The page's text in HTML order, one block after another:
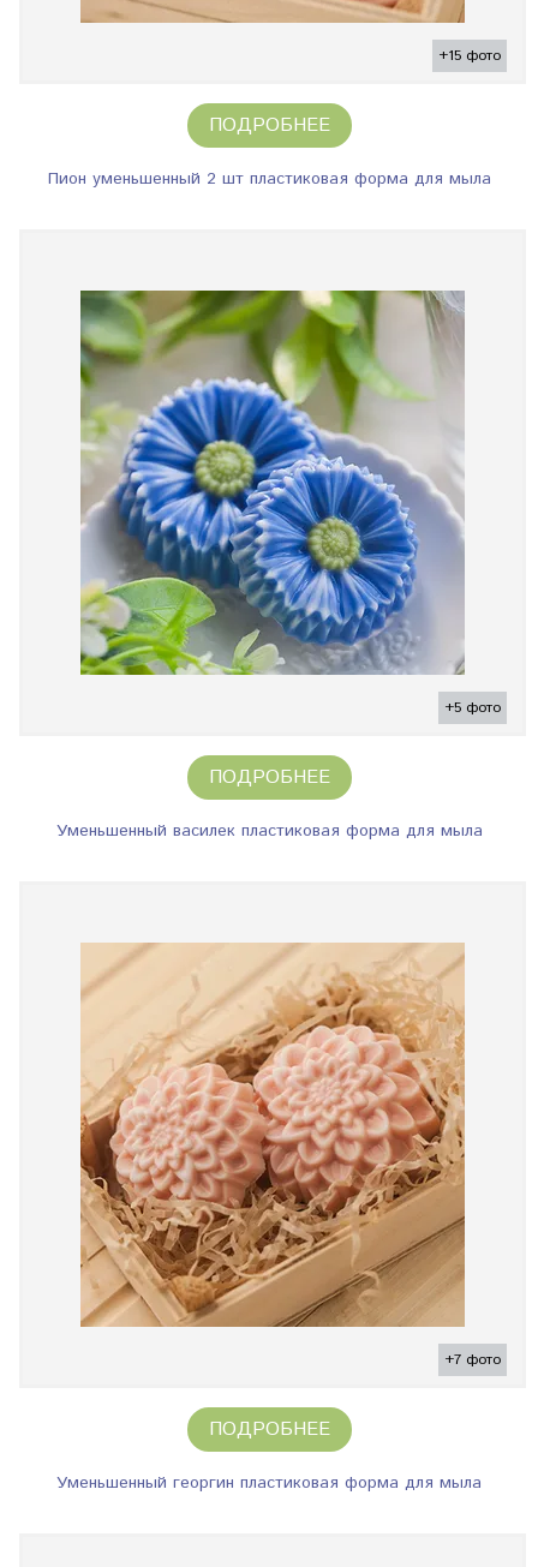
+15 фото
ПОДРОБНЕЕ
Пион уменьшенный 2 шт пластиковая форма для мыла
+5 фото
ПОДРОБНЕЕ
Уменьшенный василек пластиковая форма для мыла
+7 фото
ПОДРОБНЕЕ
Уменьшенный георгин пластиковая форма для мыла